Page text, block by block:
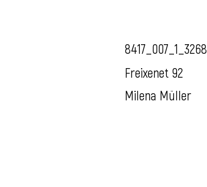
8417_007_1_3268
Freixenet 92
Milena Müller